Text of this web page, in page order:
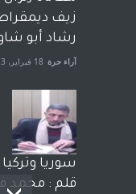
زيف
رشاد أبو
آراء حرة 18 فبراير، 2023
سوريا
قلم : محمد